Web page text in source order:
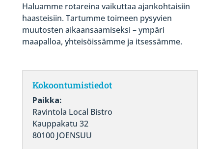
Haluamme rotareina vaikuttaa ajankohtaisiin
haasteisiin. Tartumme toimeen pysyvien
muutosten aikaansaamiseksi – ympäri
maapalloa, yhteisöissämme ja itsessämme.
Kokoontumistiedot
Paikka:
Ravintola Local Bistro
Kauppakatu 32
80100 JOENSUU